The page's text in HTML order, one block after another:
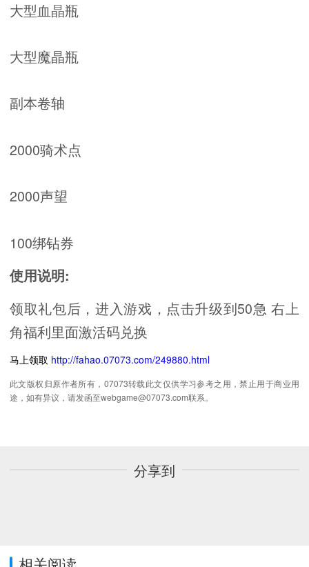
大型血晶瓶
大型魔晶瓶
副本卷轴
2000骑术点
2000声望
100绑钻券
使用说明:
领取礼包后，进入游戏，点击升级到50急 右上
角福利里面激活码兑换
马上领取 http://fahao.07073.com/249880.html
此文版权归原作者所有，07073转载此文仅供学习参考之用，禁止用于商业用
途，如有异议，请发函至webgame@07073.com联系。
分享到